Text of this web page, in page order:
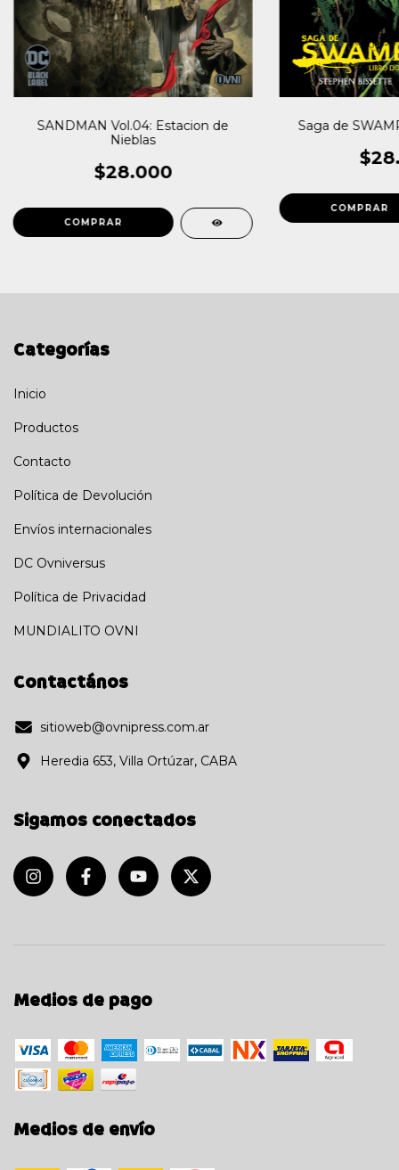
SANDMAN Vol.04: Estacion de
Nieblas
$28.000
Saga de
Categorías
Inicio
Productos
Contacto
Política de Devolución
Envíos internacionales
DC Ovniversus
Política de Privacidad
MUNDIALITO OVNI
Contactános
sitioweb@ovnipress.com.ar
Heredia 653, Villa Ortúzar, CABA
Sigamos conectados
Medios de pago
Medios de envío